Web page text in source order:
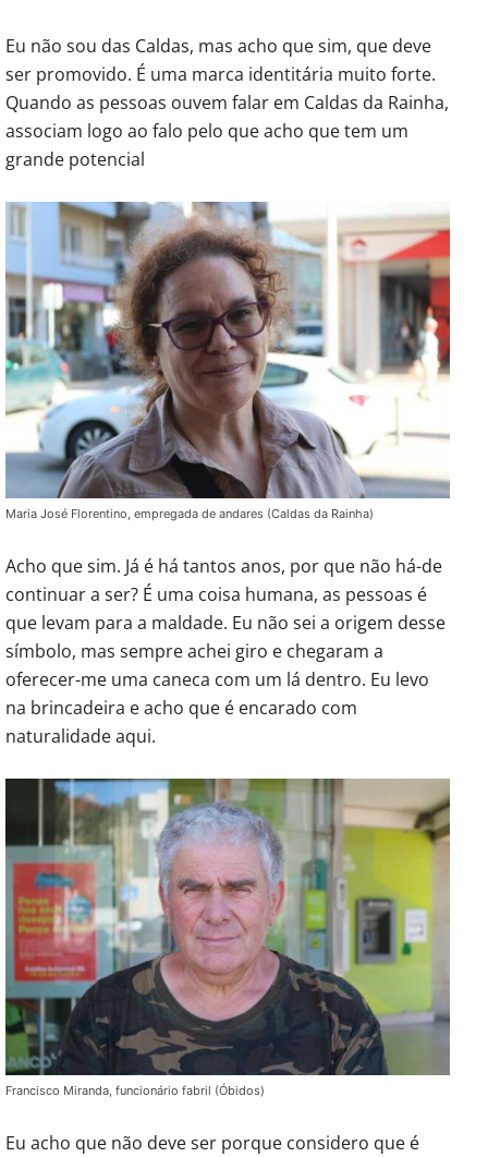
Eu não sou das Caldas, mas acho que sim, que deve
ser promovido. É uma marca identitária muito forte.
Quando as pessoas ouvem falar em Caldas da Rainha,
associam logo ao falo pelo que acho que tem um
grande potencial
Maria José Florentino, empregada de andares (Caldas da Rainha)
Acho que sim. Já é há tantos anos, por que não há-de
continuar a ser? É uma coisa humana, as pessoas é
que levam para a maldade. Eu não sei a origem desse
símbolo, mas sempre achei giro e chegaram a
oferecer-me uma caneca com um lá dentro. Eu levo
na brincadeira e acho que é encarado com
naturalidade aqui.
Francisco Miranda, funcionário fabril (Óbidos)
Eu acho que não deve ser porque considero que é